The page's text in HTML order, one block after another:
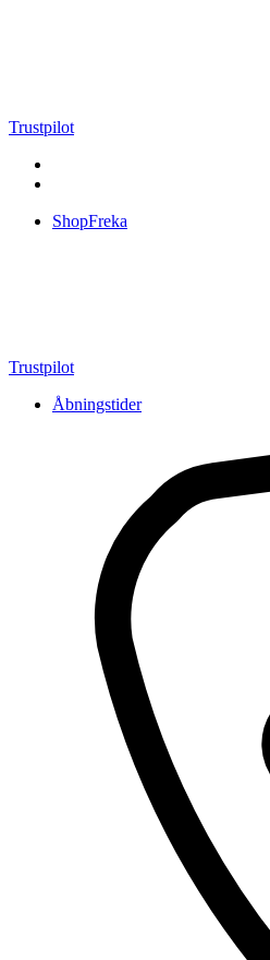
Trustpilot
ShopFreka
Trustpilot
Åbningstider